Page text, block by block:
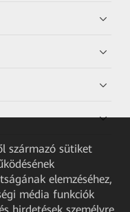
származó sütiket
elemzéséhez,
média funkciók